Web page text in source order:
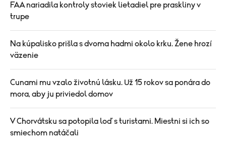
FAA nariadila kontroly stoviek lietadiel pre praskliny v
trupe
Na kúpalisko prišla s dvoma hadmi okolo krku. Žene hrozí
väzenie
Cunami mu vzalo životnú lásku. Už 15 rokov sa ponára do
mora, aby ju priviedol domov
V Chorvátsku sa potopila loď s turistami. Miestni si ich so
smiechom natáčali